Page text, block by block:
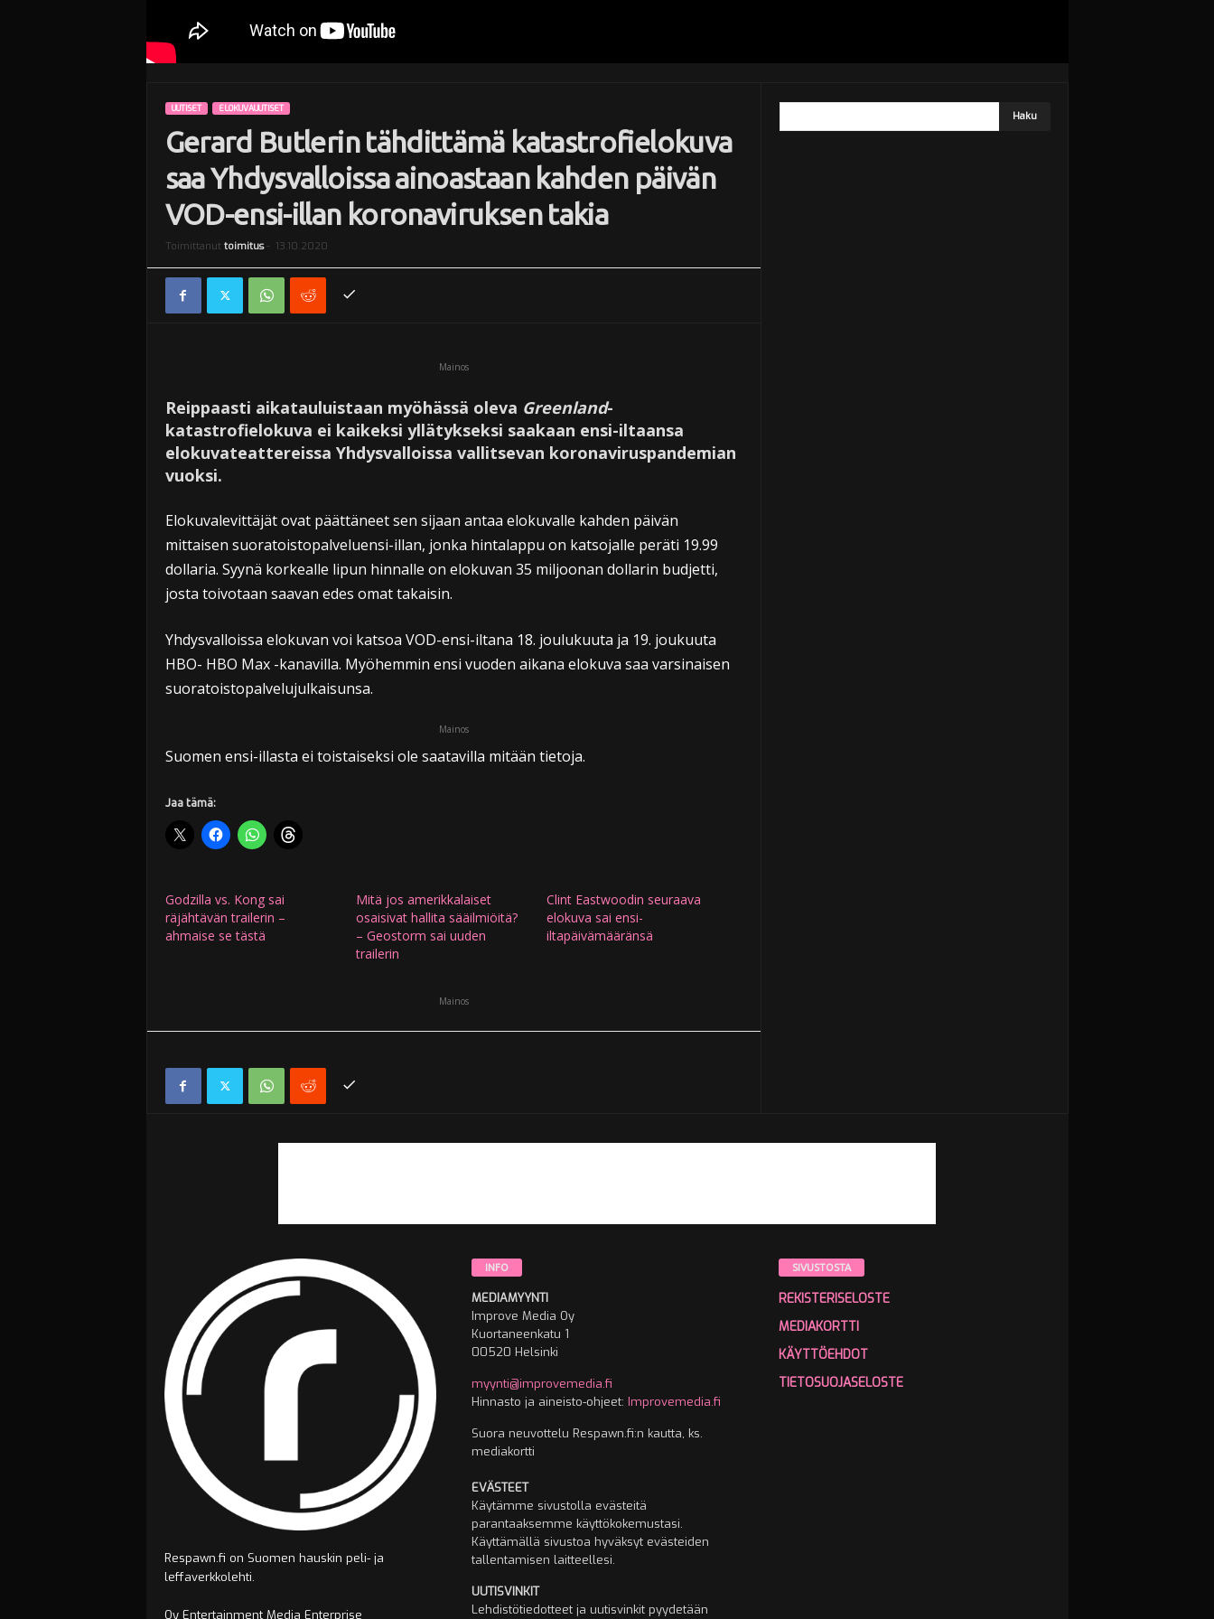
UUTISET ELOKUVAUUTISET
Gerard Butlerin tähdittämä katastrofielokuva
saa Yhdysvalloissa ainoastaan kahden päivän
VOD-ensi-illan koronaviruksen takia
Toimittanut toimitus- 13.10.2020
Mainos
Reippaasti aikatauluistaan myöhässä oleva Greenland-
katastrofielokuva ei kaikeksi yllätykseksi saakaan ensi-iltaansa
elokuvateattereissa Yhdysvalloissa vallitsevan koronaviruspandemian
vuoksi.
Elokuvalevittäjät ovat päättäneet sen sijaan antaa elokuvalle kahden päivän
mittaisen suoratoistopalveluensi-illan, jonka hintalappu on katsojalle peräti 19.99
dollaria. Syynä korkealle lipun hinnalle on elokuvan 35 miljoonan dollarin budjetti,
josta toivotaan saavan edes omat takaisin.
Yhdysvalloissa elokuvan voi katsoa VOD-ensi-iltana 18. joulukuuta ja 19. joukuuta
HBO- HBO Max -kanavilla. Myöhemmin ensi vuoden aikana elokuva saa varsinaisen
suoratoistopalvelujulkaisunsa.
Mainos
Suomen ensi-illasta ei toistaiseksi ole saatavilla mitään tietoja.
Jaa tämä:
Godzilla vs. Kong sai
räjähtävän trailerin –
ahmaise se tästä
Mitä jos amerikkalaiset
osaisivat hallita sääilmiöitä?
– Geostorm sai uuden
trailerin
Clint Eastwoodin seuraava
elokuva sai ensi-
iltapäivämääränsä
Mainos
Respawn.fi on Suomen hauskin peli- ja
leffaverkkolehti.
Oy Entertainment Media Enterprise
INFO
MEDIAMYYNTI
Improve Media Oy
Kuortaneenkatu 1
00520 Helsinki
myynti@improvemedia.fi
Hinnasto ja aineisto-ohjeet: Improvemedia.fi
Suora neuvottelu Respawn.fi:n kautta, ks.
mediakortti
EVÄSTEET
Käytämme sivustolla evästeitä
parantaaksemme käyttökokemustasi.
Käyttämällä sivustoa hyväksyt evästeiden
tallentamisen laitteellesi.
UUTISVINKIT
Lehdistötiedotteet ja uutisvinkit pyydetään
SIVUSTOSTA
REKISTERISELOSTE
MEDIAKORTTI
KÄYTTÖEHDOT
TIETOSUOJASELOSTE